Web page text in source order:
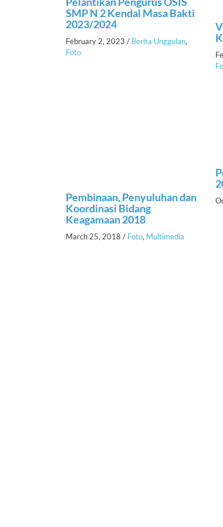
SMP N 2 Kendal Masa Bakti
2023/2024
February 2, 2023 / Berita Unggulan,
Foto
Pembinaan, Penyuluhan dan
Koordinasi Bidang
Keagamaan 2018
March 25, 2018 / Foto, Multimedia